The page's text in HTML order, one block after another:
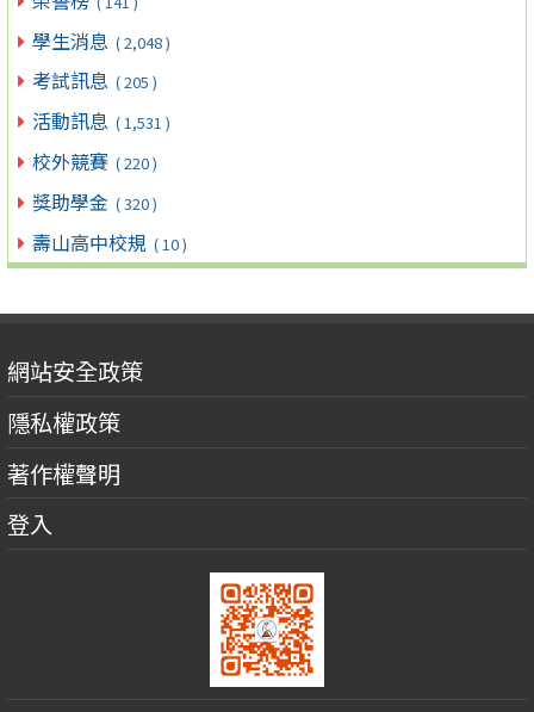
學生消息 ( 2,048 )
考試訊息 ( 205 )
活動訊息 ( 1,531 )
校外競賽 ( 220 )
獎助學金 ( 320 )
壽山高中校規 ( 10 )
網站安全政策
隱私權政策
著作權聲明
登入